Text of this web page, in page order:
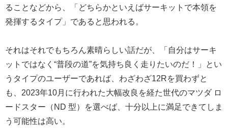
ることなどから、「どちらかといえばサーキットで本領を
発揮するタイプ」であると思われる。
それはそれでもちろん素晴らしい話だが、「自分はサーキ
ットではなく“普段の道”を気持ち良く走りたいのだ！」とい
うタイプのユーザーであれば、わざわざ12Rを買わずと
も、2023年10月に行われた大幅改良を経た世代のマツダ ロ
ードスター（ND 型）を選べば、十分以上に満足できてしま
う可能性は高い。